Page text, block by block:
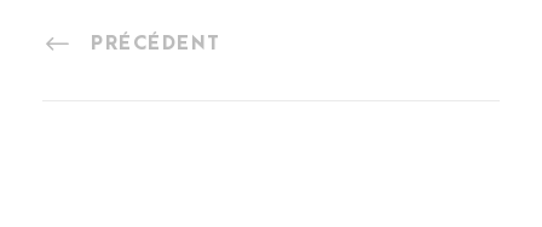
PRÉCÉDENT